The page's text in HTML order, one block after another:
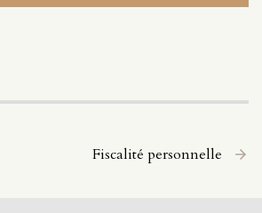
Fiscalité personnelle